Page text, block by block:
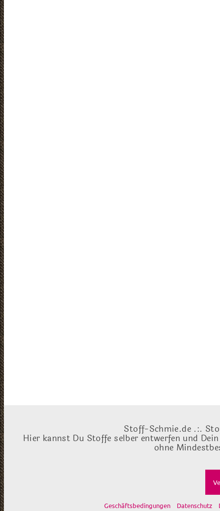
Stoff-Schmie.de .:.
Hier kannst Du Stoffe selber entwerfen und
ohne
Geschäftsbedingungen Datenschutz